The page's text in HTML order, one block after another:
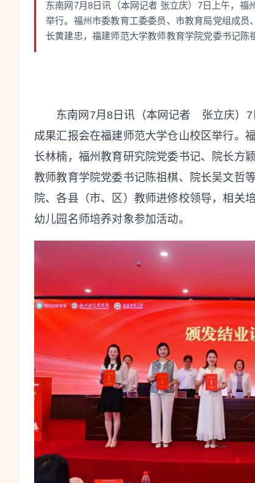
东南网7月8日讯（本网记者 张立庆）7日上午，福
举行。福州市委教育工委委员、市教育局党组成
长黄建忠，福建师范大学教师教育学院党委书记
东南网7月8日讯（本网记者 张立庆）7
成果汇报会在福建师范大学仓山校区举行。
长林楠，福州教育研究院党委书记、院长方
教师教育学院党委书记陈祖棋、院长吴文哲
院、各县（市、区）教师进修校领导，相关
幼儿园名师培养对象参加活动。